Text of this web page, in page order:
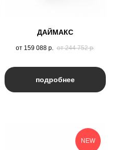
ДАЙМАКС
от 159 088 р. от 244 752 р.
подробнее
NEW